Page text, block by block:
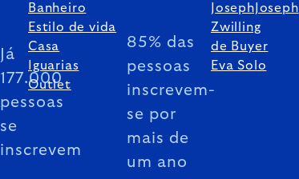
Já
177.000
pessoas
se
inscrevem
85% das
pessoas
inscrevem-
se por
mais de
um ano
Banheiro
Estilo de vida
Casa
Iguarias
Outlet
JosephJoseph
Zwilling
de Buyer
Eva Solo